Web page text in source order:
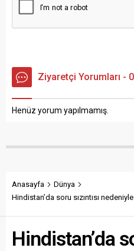
Ziyaretçi Yorumları -
Henüz yorum yapılmamış.
Anasayfa
Dünya
Hindistan’da soru sızıntısı
Hindistan’da